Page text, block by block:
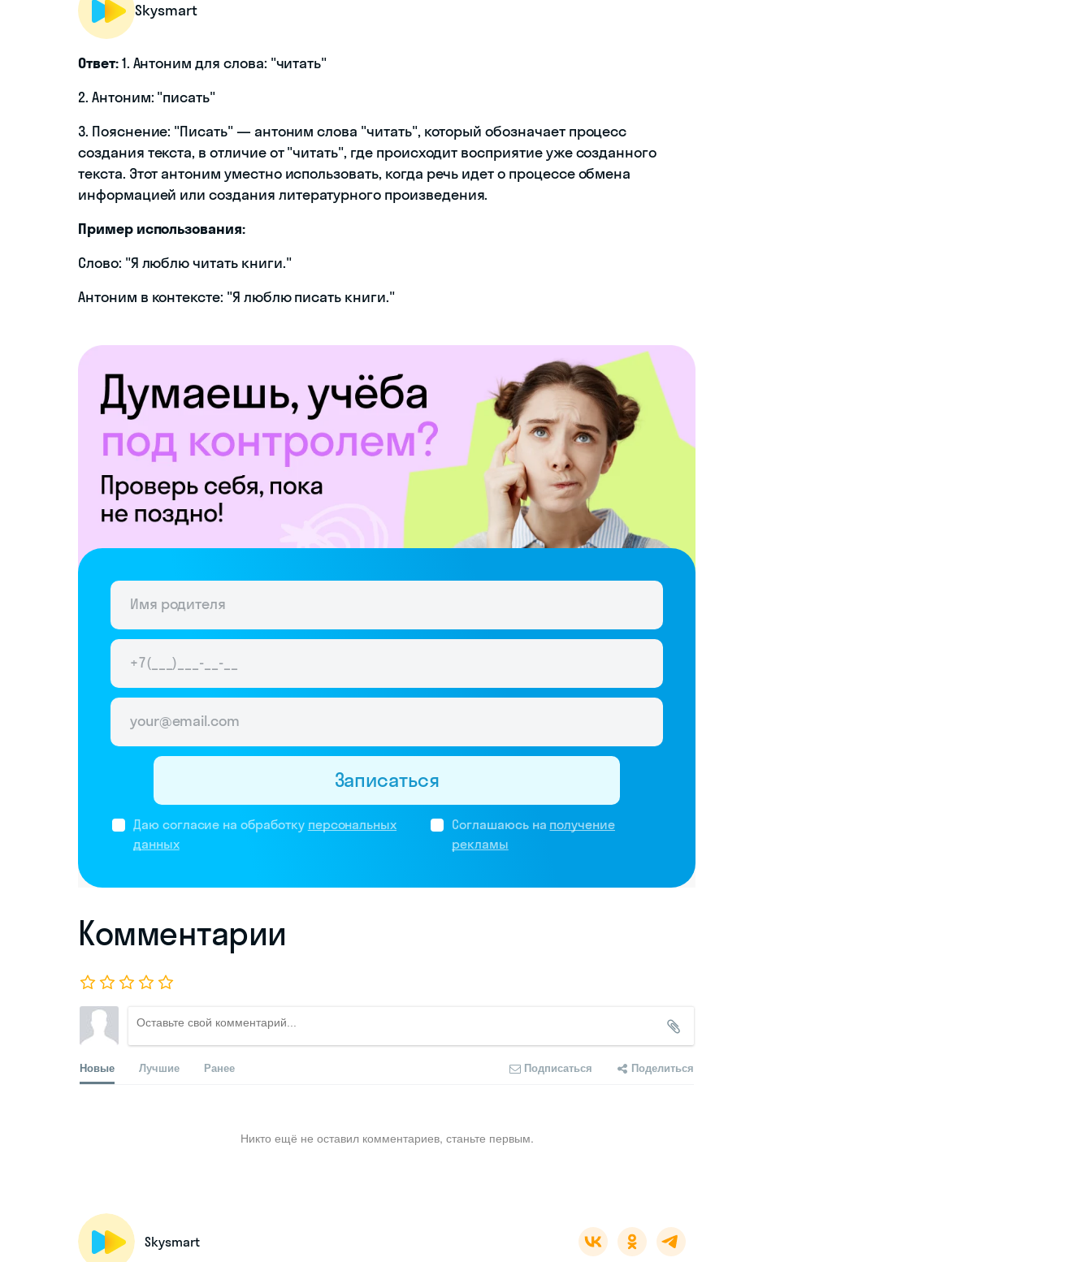
Skysmart
Ответ:1. Антоним для слова: "читать"
2. Антоним: "писать"
3. Пояснение: "Писать" — антоним слова "читать", который обозначает процесс
создания текста, в отличие от "читать", где происходит восприятие уже созданного
текста. Этот антоним уместно использовать, когда речь идет о процессе обмена
информацией или создания литературного произведения.
Пример использования:
Слово: "Я люблю читать книги."
Антоним в контексте: "Я люблю писать книги."
Даю согласие на обработку персональных
данных
Соглашаюсь на получение
рекламы
Записаться
Комментарии
Новые Лучшие Ранее Подписаться Поделиться
Никто ещё не оставил комментариев, станьте первым.
Skysmart